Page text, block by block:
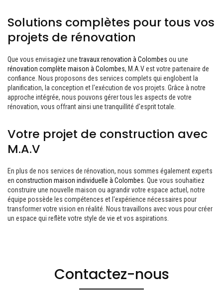
Solutions complètes pour tous vos
projets de rénovation
Que vous envisagiez unetravaux renovation à Colombes ou une
rénovation complète maison à Colombes, M.A.V est votre partenaire de
confiance. Nous proposons des services complets qui englobent la
planification, la conception et l'exécution de vos projets. Grâce à notre
approche intégrée, nous pouvons gérer tous les aspects de votre
rénovation, vous offrant ainsi une tranquillité d'esprit totale.
Votre projet de construction avec
M.A.V
En plus de nos services de rénovation, nous sommes également experts
en construction maison individuelle à Colombes . Que vous souhaitiez
construire une nouvelle maison ou agrandir votre espace actuel, notre
équipe possède les compétences et l'expérience nécessaires pour
transformer votre vision en réalité. Nous travaillons avec vous pour créer
un espace qui reflète votre style de vie et vos aspirations.
Contactez-nous